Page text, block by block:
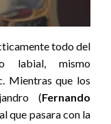
todo del
labial, mismo
Mientras que los
(Fernando
que pasara con la